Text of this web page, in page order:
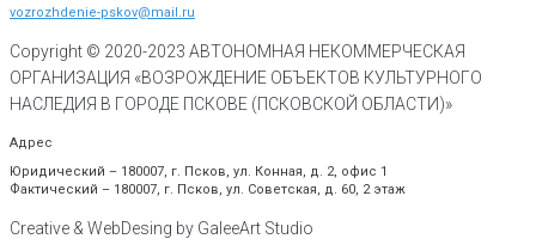
vozrozhdenie-pskov@mail.ru
Copyright © 2020-2023 АВТОНОМНАЯ НЕКОММЕРЧЕСКАЯ
ОРГАНИЗАЦИЯ «ВОЗРОЖДЕНИЕ ОБЪЕКТОВ КУЛЬТУРНОГО
НАСЛЕДИЯ В ГОРОДЕ ПСКОВЕ (ПСКОВСКОЙ ОБЛАСТИ)»
Адрес
Юридический – 180007, г. Псков, ул. Конная, д. 2, офис 1
Фактический – 180007, г. Псков, ул. Советская, д. 60, 2 этаж
Creative & WebDesing by GaleeArt Studio